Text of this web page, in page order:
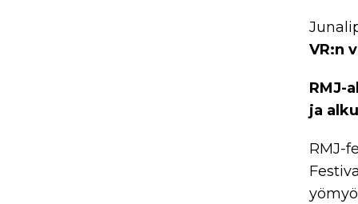
VR:n
RMJ-
ja
RMJ-